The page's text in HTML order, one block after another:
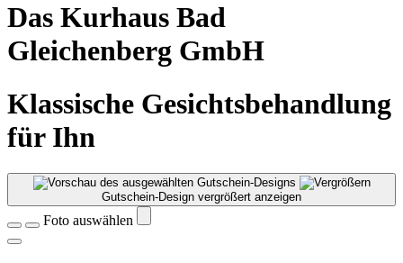
Das Kurhaus Bad
Gleichenberg GmbH
Klassische Gesichtsbehandlung
für Ihn
Gutschein-Design vergrößert anzeigen
Foto auswählen